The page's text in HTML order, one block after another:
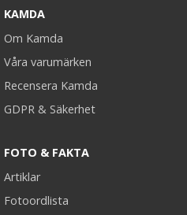
KAMDA
Om Kamda
Våra varumärken
Recensera Kamda
GDPR & Säkerhet
FOTO & FAKTA
Artiklar
Fotoordlista